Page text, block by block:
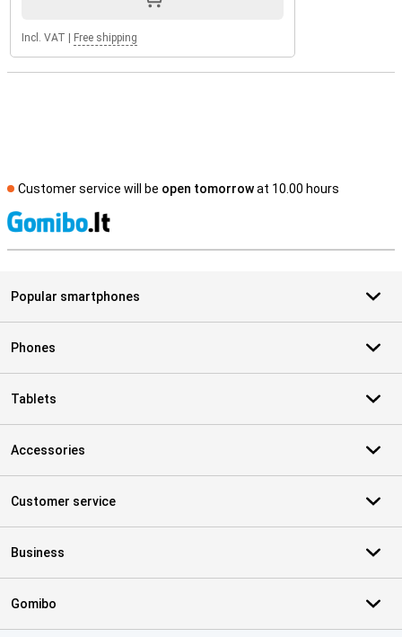
Incl. VAT Free shipping
Customer service will be open tomorrowat 10.00 hours
Popular smartphones
Phones
Tablets
Accessories
Customer service
Business
Gomibo